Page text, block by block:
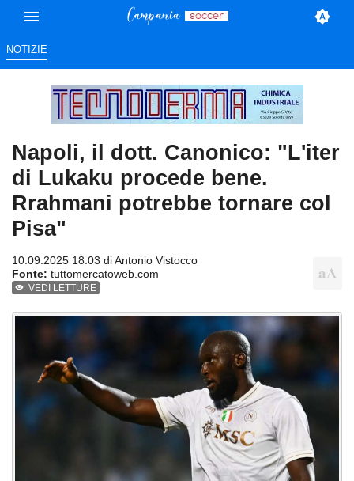
NOTIZIE
Napoli, il dott. Canonico: "L'iter
di Lukaku procede bene.
Rrahmani potrebbe tornare col
Pisa"
10.09.2025 18:03 diAntonio Vistocco
Fonte: tuttomercatoweb.com
VEDI LETTURE